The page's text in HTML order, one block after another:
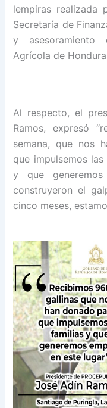
lempiras
Secretaría de
y asesoramiento
Agrícola de
Al respecto, el
Ramos, expresó
semana, que nos
que impulsemos
y que
construyeron el
cinco meses,